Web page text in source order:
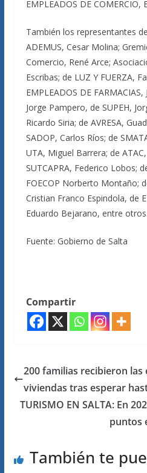
EMPLEADOS DE COMERCIO,
También los representantes
ADEMUS, Cesar Molina;
Comercio, René Arce;
Escribas; de LUZ Y FUERZA,
EMPLEADOS DE
Jorge Pampero, de SUPEH,
Ricardo Siria; de AVRESA,
SADOP, Carlos Ríos; de
UTA, Miguel Barrera; de
SUTCAPRA, Federico Lobos;
FOECOP Norberto Montaño;
Cristian Franco Espindola, de
Eduardo Bejarano, entre otros.
Fuente: Gobierno de Salta
Compartir
200 familias recibieron las
viviendas tras esperar
TURISMO EN SALTA: En
puntos
También te